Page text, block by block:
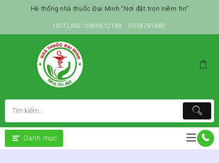
Hệ thống nhà thuốc Đại Minh “Nơi đặt trọn niềm tin”
HOTLINE: 0969612188 - 0918781882
Danh mục